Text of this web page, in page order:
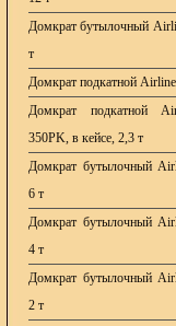
Домкрат бутылочный
т
Домкрат подкатной
Домкрат подкатной
350PK, в кейсе, 2,3 т
Домкрат бутылочный
6 т
Домкрат бутылочный
4 т
Домкрат бутылочный
2 т